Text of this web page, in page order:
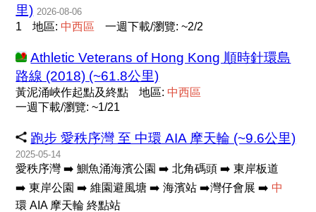
里) 2026-08-06
1 地區: 中西區 一週下載/瀏覽: ~2/2
Athletic Veterans of Hong Kong 順時針環島
路線 (2018) (~61.8公里)
黃泥涌峽作起點及終點 地區: 中西區
一週下載/瀏覽: ~1/21
跑步 愛秩序灣 至 中環 AIA 摩天輪 (~9.6公里)
2025-05-14
愛秩序灣 ➡️ 鰂魚涌海濱公園 ➡️ 北角碼頭 ➡️ 東岸板道
➡️ 東岸公園 ➡️ 維園避風塘 ➡️ 海濱站 ➡️灣仔會展 ➡️ 中
環 AIA 摩天輪 終點站